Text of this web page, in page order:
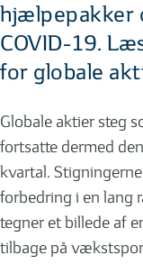
hjælpepakker
COVID-19.
for globale
Globale aktier steg
fortsatte dermed
kvartal.
forbedring i en lang
tegner et billede af
tilbage på